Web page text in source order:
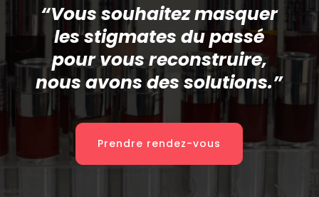
“Vous souhaitez masquer
les stigmates du passé
pour vous reconstruire,
nous avons des solutions.”
Prendre rendez-vous